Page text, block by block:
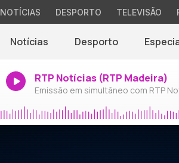
NOTÍCIAS DESPORTO TELEVISÃO
Notícias Desporto
RTP Notícias (RTP Madeira)
Emissão em simultâneo com RTP